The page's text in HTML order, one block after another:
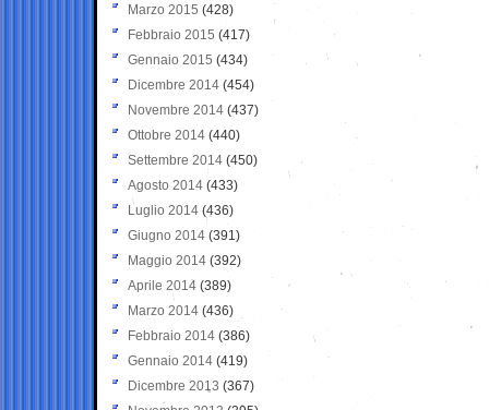
Marzo 2015 (428)
Febbraio 2015 (417)
Gennaio 2015 (434)
Dicembre 2014 (454)
Novembre 2014 (437)
Ottobre 2014 (440)
Settembre 2014 (450)
Agosto 2014 (433)
Luglio 2014 (436)
Giugno 2014 (391)
Maggio 2014 (392)
Aprile 2014 (389)
Marzo 2014 (436)
Febbraio 2014 (386)
Gennaio 2014 (419)
Dicembre 2013 (367)